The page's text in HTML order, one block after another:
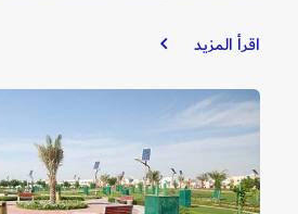
اقرأ المزيد
روضتَا
في
الورقاء
والبرشاء